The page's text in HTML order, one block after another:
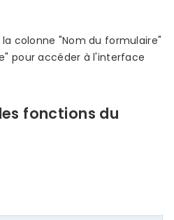
colonne "Nom du formulaire"
pour accéder à l'interface
fonctions du